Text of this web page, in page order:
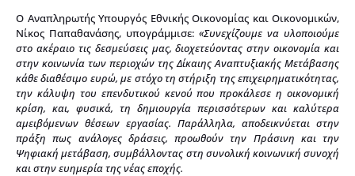
Ο Αναπληρωτής Υπουργός Εθνικής Οικονομίας και Οικονομικών,
Νίκος Παπαθανάσης, υπογράμμισε: «Συνεχίζουμε να υλοποιούμε
στο ακέραιο τις δεσμεύσεις μας, διοχετεύοντας στην οικονομία και
στην κοινωνία των περιοχών της Δίκαιης Αναπτυξιακής Μετάβασης
κάθε διαθέσιμο ευρώ, με στόχο τη στήριξη της επιχειρηματικότητας,
την κάλυψη του επενδυτικού κενού που προκάλεσε η οικονομική
κρίση, και, φυσικά, τη δημιουργία περισσότερων και καλύτερα
αμειβόμενων θέσεων εργασίας. Παράλληλα, αποδεικνύεται στην
πράξη πως ανάλογες δράσεις, προωθούν την Πράσινη και την
Ψηφιακή μετάβαση, συμβάλλοντας στη συνολική κοινωνική συνοχή
και στην ευημερία της νέας εποχής.